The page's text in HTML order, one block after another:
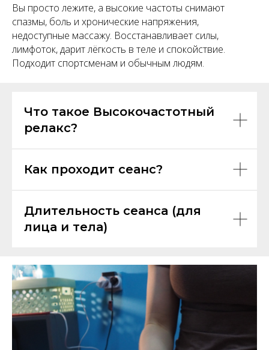
Вы просто лежите, а высокие частоты снимают
спазмы, боль и хронические напряжения,
недоступные массажу. Восстанавливает силы,
лимфоток, дарит лёгкость в теле и спокойствие.
Подходит спортсменам и обычным людям.
Что такое Высокочастотный
релакс?
Как проходит сеанс?
Длительность сеанса (для
лица и тела)